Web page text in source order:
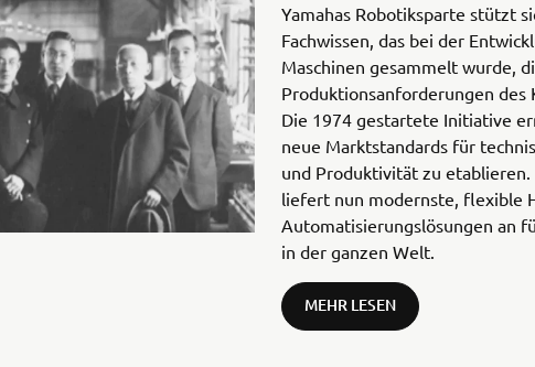
Yamahas Robotiksparte stützt
Fachwissen, das bei der
Maschinen gesammelt wurde,
Produktionsanforderungen des
Die 1974 gestartete Initiative
neue Marktstandards für
und Produktivität zu etablieren.
liefert nun modernste, flexible
Automatisierungslösungen an
in der ganzen Welt.
MEHR LESEN